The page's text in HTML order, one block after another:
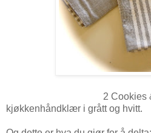
2 Cookies &
kjøkkenhåndklær i grått og hvitt.